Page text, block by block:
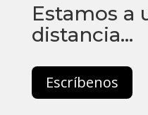
Estamos a
distancia…
Escríbenos